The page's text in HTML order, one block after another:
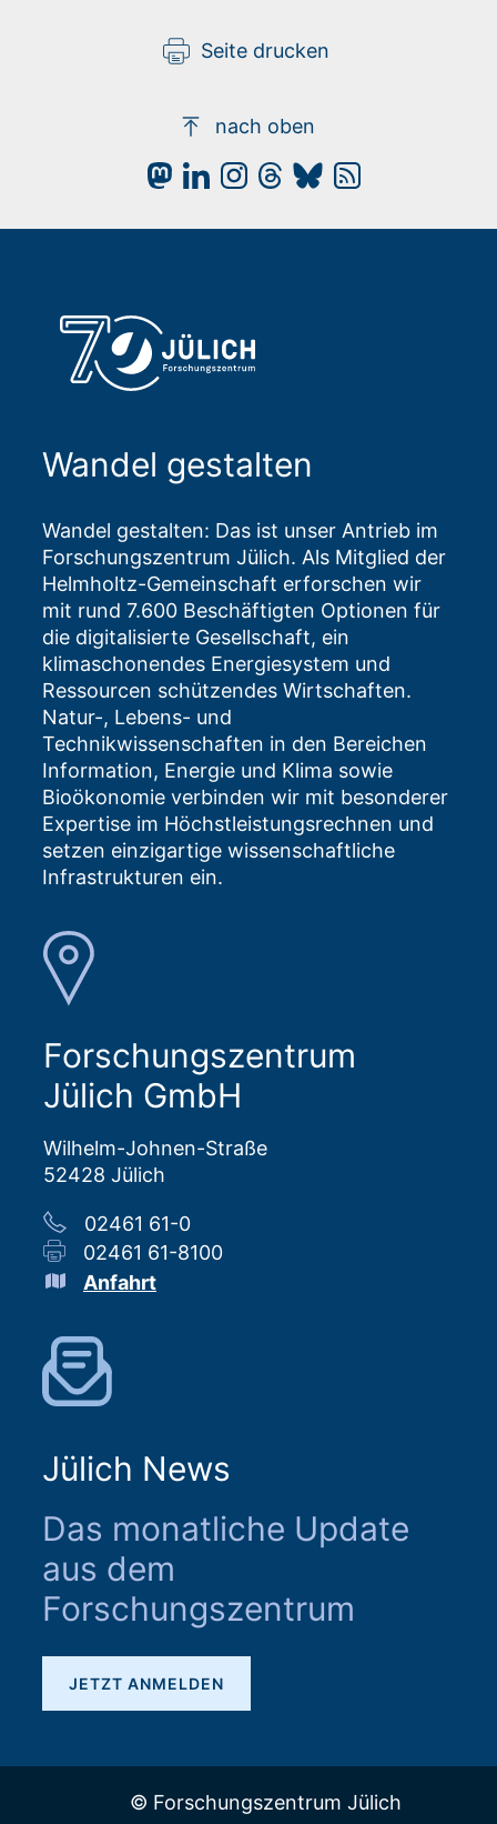
Seite drucken
nach oben
Wandel gestalten
Wandel gestalten: Das ist unser Antrieb im
Forschungszentrum Jülich. Als Mitglied der
Helmholtz-Gemeinschaft erforschen wir
mit rund 7.600 Beschäftigten Optionen für
die digitalisierte Gesellschaft, ein
klimaschonendes Energiesystem und
Ressourcen schützendes Wirtschaften.
Natur-, Lebens- und
Technikwissenschaften in den Bereichen
Information, Energie und Klima sowie
Bioökonomie verbinden wir mit besonderer
Expertise im Höchstleistungsrechnen und
setzen einzigartige wissenschaftliche
Infrastrukturen ein.
Forschungszentrum
Jülich GmbH
Wilhelm-Johnen-Straße
52428 Jülich
02461 61-0
02461 61-8100
Anfahrt
Jülich News
Das monatliche Update
aus dem
Forschungszentrum
JETZT ANMELDEN
© Forschungszentrum Jülich